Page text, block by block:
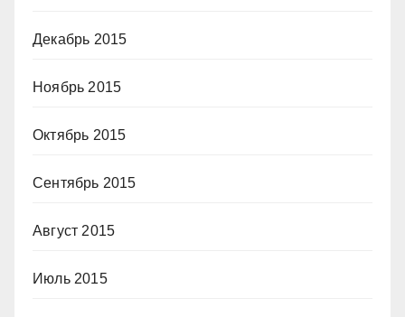
Декабрь 2015
Ноябрь 2015
Октябрь 2015
Сентябрь 2015
Август 2015
Июль 2015